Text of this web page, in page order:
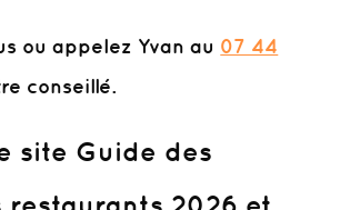
ou appelez Yvan au 07 44
conseillé.
site Guide des